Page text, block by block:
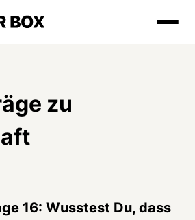
zu
16: ⁠⁠Wusstest Du, dass